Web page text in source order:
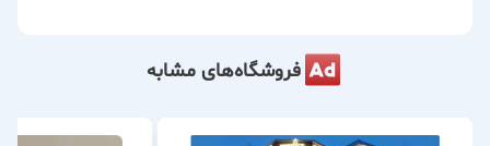
فروشگاه‌های مشابه